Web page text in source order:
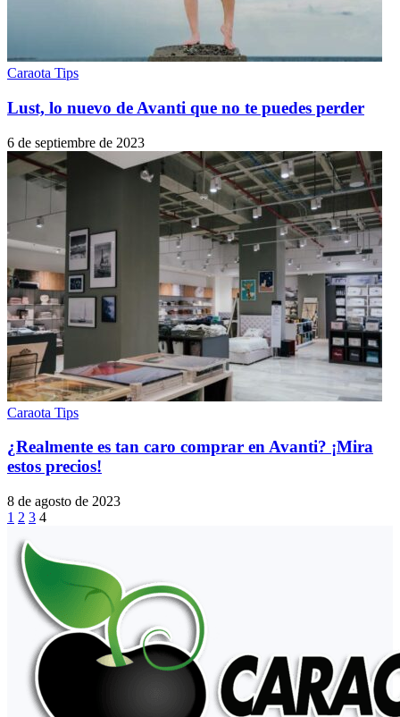
Caraota Tips
Lust, lo nuevo de Avanti que no te puedes perder
6 de septiembre de 2023
Caraota Tips
¿Realmente es tan caro comprar en Avanti? ¡Mira
estos precios!
8 de agosto de 2023
1 2 3 4